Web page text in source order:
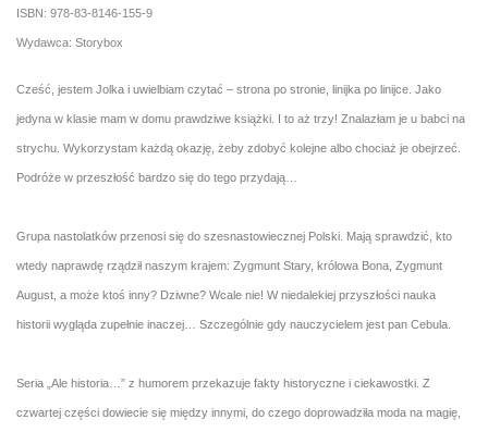
ISBN: 978-83-8146-155-9
Wydawca: Storybox
Cześć, jestem Jolka i uwielbiam czytać – strona po stronie, linijka po linijce. Jako
jedyna w klasie mam w domu prawdziwe książki. I to aż trzy! Znalazłam je u babci na
strychu. Wykorzystam każdą okazję, żeby zdobyć kolejne albo chociaż je obejrzeć.
Podróże w przeszłość bardzo się do tego przydają…
Grupa nastolatków przenosi się do szesnastowiecznej Polski. Mają sprawdzić, kto
wtedy naprawdę rządził naszym krajem: Zygmunt Stary, królowa Bona, Zygmunt
August, a może ktoś inny? Dziwne? Wcale nie! W niedalekiej przyszłości nauka
historii wygląda zupełnie inaczej… Szczególnie gdy nauczycielem jest pan Cebula.
Seria „Ale historia…” z humorem przekazuje fakty historyczne i ciekawostki. Z
czwartej części dowiecie się między innymi, do czego doprowadziła moda na magię,